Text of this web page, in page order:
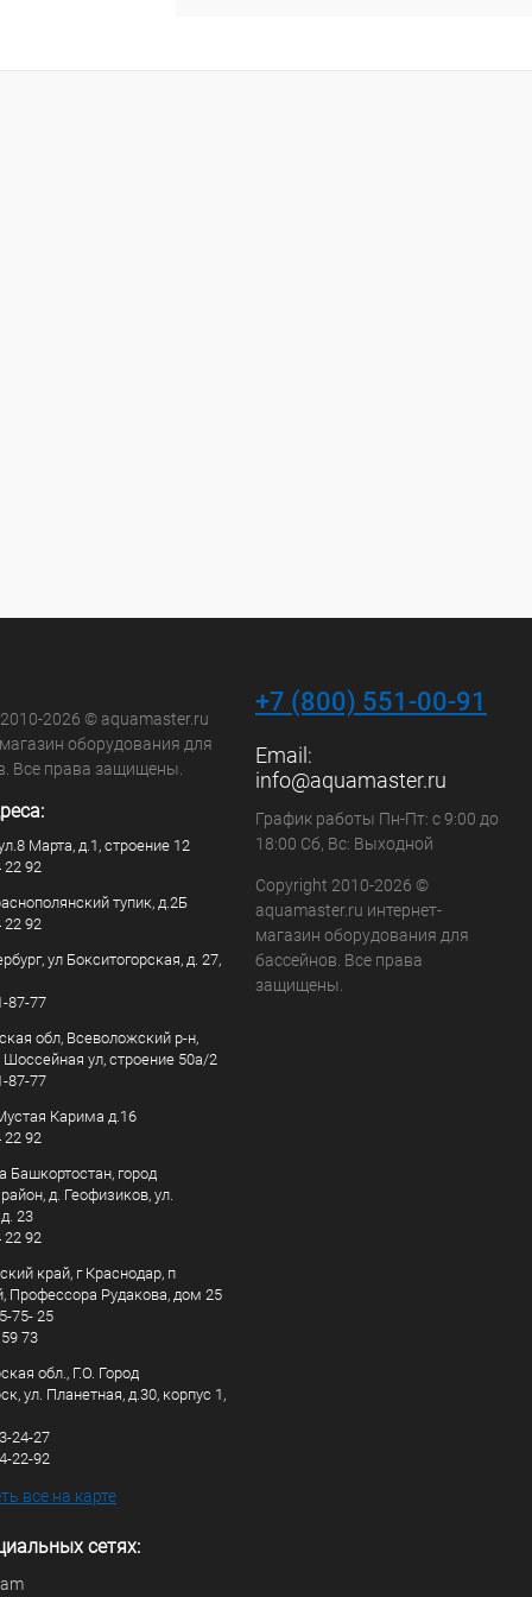
2026 © aquamaster.ru
оборудования для
Все права защищены.
Марта, д.1, строение 12
22 92
тупик, д.2Б
22 92
ул Бокситогорская, д. 27,
87-77
обл, Всеволожский р-н,
Шоссейная ул, строение 50а/2
87-77
Карима д.16
22 92
Башкортостан, город
д. Геофизиков, ул.
23
22 92
край, г Краснодар, п
Профессора Рудакова, дом 25
75- 25
73
обл., Г.О. Город
ул. Планетная, д.30, корпус 1,
24-27
22-92
все на карте
сетях:
+7 (800) 551-00-91
Email:
info@aquamaster.ru
График работы Пн-Пт: с 9:00 до
18:00 Сб, Вс: Выходной
Copyright 2010-2026 ©
aquamaster.ru интернет-
магазин оборудования для
бассейнов. Все права
защищены.